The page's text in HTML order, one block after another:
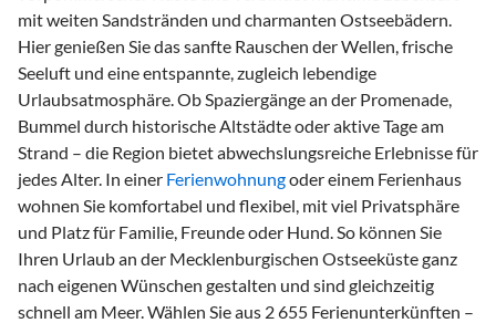
mit weiten Sandstränden und charmanten Ostseebädern.
Hier genießen Sie das sanfte Rauschen der Wellen, frische
Seeluft und eine entspannte, zugleich lebendige
Urlaubsatmosphäre. Ob Spaziergänge an der Promenade,
Bummel durch historische Altstädte oder aktive Tage am
Strand – die Region bietet abwechslungsreiche Erlebnisse für
jedes Alter. In einer Ferienwohnungoder einem Ferienhaus
wohnen Sie komfortabel und flexibel, mit viel Privatsphäre
und Platz für Familie, Freunde oder Hund. So können Sie
Ihren Urlaub an der Mecklenburgischen Ostseeküste ganz
nach eigenen Wünschen gestalten und sind gleichzeitig
schnell am Meer. Wählen Sie aus 2 655 Ferienunterkünften –